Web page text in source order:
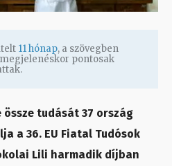
11 hónap, a szövegben
pontosak
tudását 37 ország
a 36. EU Fiatal Tudósok
Lili harmadik díjban